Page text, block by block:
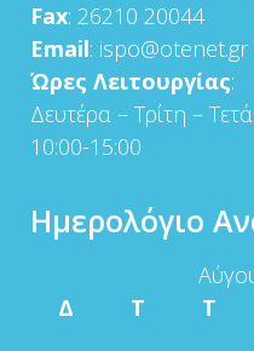
Fax: 26210 20044
Email: ispo@otenet.gr
Ώρες Λειτουργίας:
Δευτέρα – Τρίτη –
10:00-15:00
Ημερολόγιο
Δ
Τ Τ